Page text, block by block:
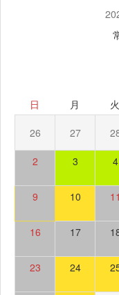
日 月 火
26 27
2 3 4
9 10 11
16 17
23 24